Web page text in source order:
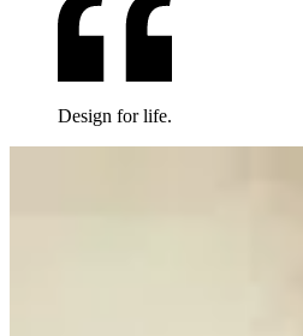
Design for life.